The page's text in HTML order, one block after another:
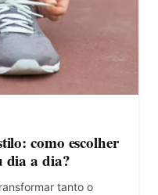
como escolher
dia a dia?
tanto o